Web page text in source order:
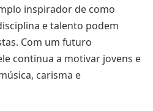
inspirador de como
e talento podem
Com um futuro
continua a motivar jovens e
carisma e